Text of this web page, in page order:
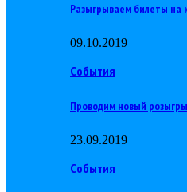
Разыгрываем билеты на
09.10.2019
События
Проводим новый
23.09.2019
События